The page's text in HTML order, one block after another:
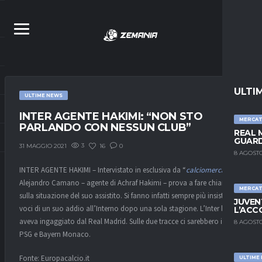
REAL
8
8
ULTIME
ULTIME NEWS
INTER AGENTE HAKIMI: “NON STO
PARLANDO CON NESSUN CLUB”
31 MAGGIO 2021 3 16 0
INTER AGENTE HAKIMI – Intervistato in esclusiva da “calciomercato.it
Alejandro Camano – agente di Achraf Hakimi – prova a fare chiarezza
sulla situazione del suo assistito. Si fanno infatti sempre più insistenti le
voci di un suo addio all’Interno dopo una sola stagione. L’Inter lo
aveva ingaggiato dal Real Madrid. Sulle due tracce ci sarebbero infatti
PSG e Bayern Monaco.
Fonte: Europacalcio.it